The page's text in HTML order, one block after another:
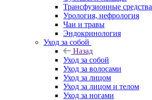
Трансфузионные средства
Урология, нефрология
Чаи и травы
Эндокринология
Уход за собой
Назад
Уход за собой
Уход за волосами
Уход за лицом
Уход за лицом и телом
Уход за ногами